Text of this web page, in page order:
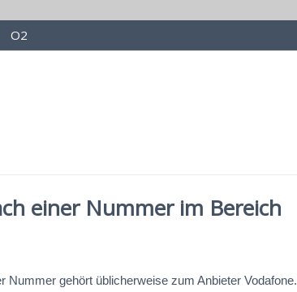
O2
einer Nummer im Bereich
Nummer gehört üblicherweise zum Anbieter Vodafone.